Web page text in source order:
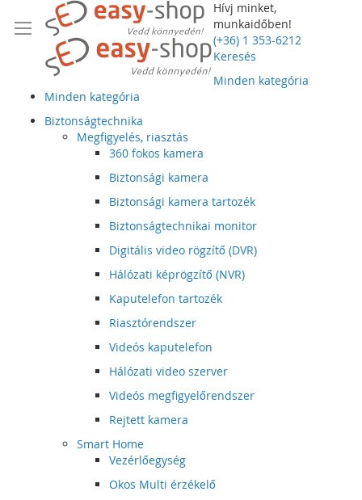
Hívj minket,
munkaidőben!
(+36) 1 353-6212
Keresés
Minden kategória
Minden kategória
Biztonságtechnika
Megfigyelés, riasztás
360 fokos kamera
Biztonsági kamera
Biztonsági kamera tartozék
Biztonságtechnikai monitor
Digitális video rögzítő (DVR)
Hálózati képrögzítő (NVR)
Kaputelefon tartozék
Riasztórendszer
Videós kaputelefon
Hálózati video szerver
Videós megfigyelőrendszer
Rejtett kamera
Smart Home
Vezérlőegység
Okos Multi érzékelő